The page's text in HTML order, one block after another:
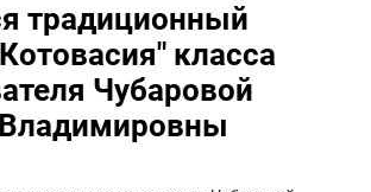
традиционный
класса
Чубаровой